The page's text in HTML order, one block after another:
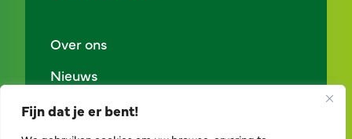
Fijn dat je er bent!
Over ons
Nieuws
Contact